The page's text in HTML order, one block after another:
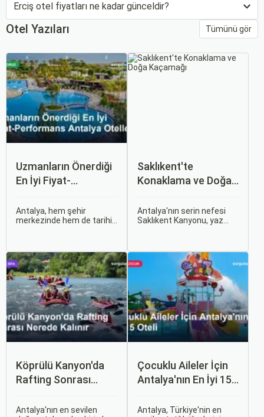
Erciş otel fiyatları ne kadar günceldir?
Otel Yazıları Tümünü gör
Uzmanların Önerdiği
En İyi Fiyat-
Otelleri
Antalya, hem şehir
merkezinde hem de tarihi
şehirlerden biri. Ancak bu
kadar geniş bir yelpazede,
ödediğiniz paranın gerçek
karşılığını veren bir tesis
bulmak göründüğü kadar
kolay değil.
Saklıkent'te
Konaklama ve Doğa
Antalya'nın serin nefesi
Saklıkent Kanyonu, yaz
Türkiye'nin en derin ve en
uzun kanyonlarından biri
olan Saklıkent, dik kaya
duvarları arasından akan
dağ suyu, gölgeli yürüyüş
patikaları ve adrenalin dolu
aktiviteleriyle tam bir doğa
kaçamağı sunar.
Köprülü Kanyon'da
Rafting Sonrası
Antalya'nın en sevilen
Çocuklu Aileler İçin
Antalya'nın En İyi 15
Antalya, Türkiye'nin en